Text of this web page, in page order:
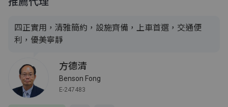
四正實用，清雅簡約，設施齊備，上車首選，交通便
利，優美寧靜
方德清
Benson Fong
E-247483